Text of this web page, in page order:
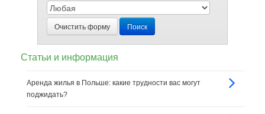
Очистить форму Поиск
Статьи и информация
Аренда жилья в Польше: какие трудности вас могут
поджидать?